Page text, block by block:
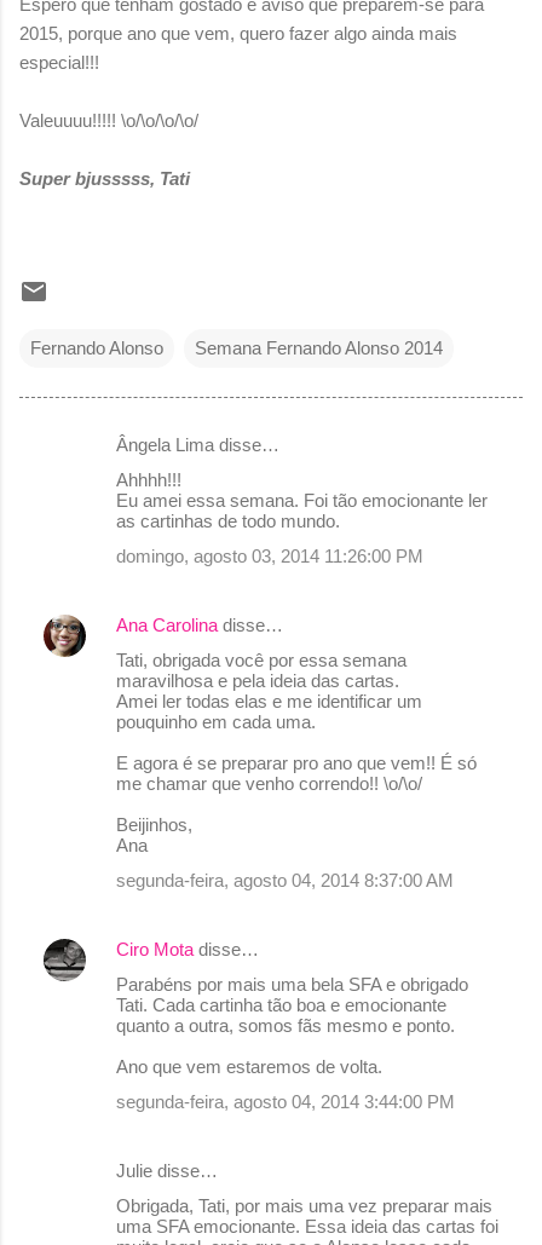
Espero que tenham gostado e aviso que preparem-se para
2015, porque ano que vem, quero fazer algo ainda mais
especial!!!
Valeuuuu!!!!! \o/\o/\o/\o/
Super bjusssss, Tati
Fernando Alonso Semana Fernando Alonso 2014
t
á
Ângela Lima disse…
Ahhhh!!!
Eu amei essa semana. Foi tão emocionante ler
as cartinhas de todo mundo.
domingo, agosto 03, 2014 11:26:00 PM
Ana Carolina disse…
Tati, obrigada você por essa semana
maravilhosa e pela ideia das cartas.
Amei ler todas elas e me identificar um
pouquinho em cada uma.
E agora é se preparar pro ano que vem!! É só
me chamar que venho correndo!! \o/\o/
Beijinhos,
Ana
segunda-feira, agosto 04, 2014 8:37:00 AM
Ciro Mota disse…
Parabéns por mais uma bela SFA e obrigado
Tati. Cada cartinha tão boa e emocionante
quanto a outra, somos fãs mesmo e ponto.
Ano que vem estaremos de volta.
segunda-feira, agosto 04, 2014 3:44:00 PM
Julie disse…
Obrigada, Tati, por mais uma vez preparar mais
uma SFA emocionante. Essa ideia das cartas foi